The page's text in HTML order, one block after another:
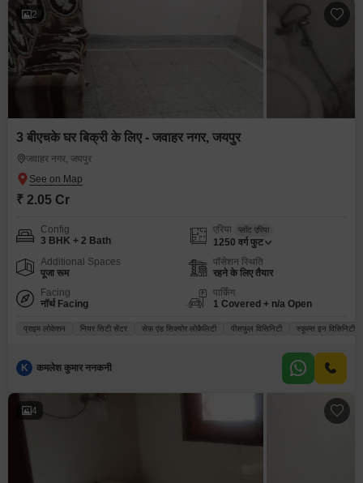
2
3 बीएचके घर बिक्री के लिए - जवाहर नगर, जयपुर
जवाहर नगर, जयपुर
₹ 2.05 Cr
Config
3 BHK + 2 Bath
एरिया प्लॉट एरिया
1250 वर्ग फुट
Additional Spaces
पूजा रूम
पॉसेशन स्थिति
रहने के लिए तैयार
Facing
नॉर्थ Facing
पार्किंग
1 Covered + n/a Open
प्राइम लोकेशन नियर सिटी सेंटर सेफ़ एंड सिक्योर लोकैलिटी पीसफुल विसिनिटी स्कूल्स इन विसिनिटी
K कमलेश कुमार ननकनी
4